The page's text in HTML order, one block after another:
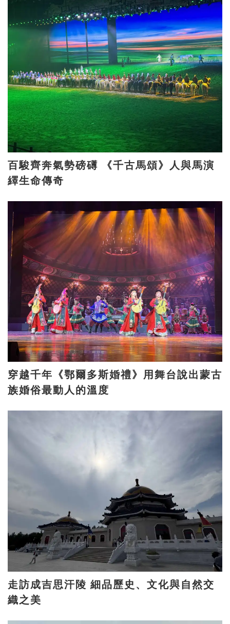
百駿齊奔氣勢磅礡 《千古馬頌》人與馬演
繹生命傳奇
穿越千年《鄂爾多斯婚禮》用舞台說出蒙古
族婚俗最動人的溫度
走訪成吉思汗陵 細品歷史、文化與自然交
織之美